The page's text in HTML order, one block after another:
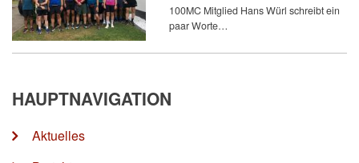
100MC Mitglied Hans Würl schreibt ein
paar Worte…
HAUPTNAVIGATION
Aktuelles